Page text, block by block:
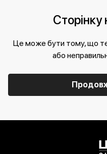
Це може бути тому, що
або